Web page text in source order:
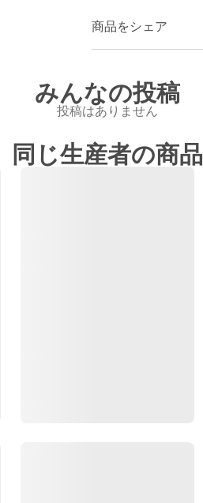
商品をシェア
みんなの投稿
投稿はありません
同じ生産者の商品